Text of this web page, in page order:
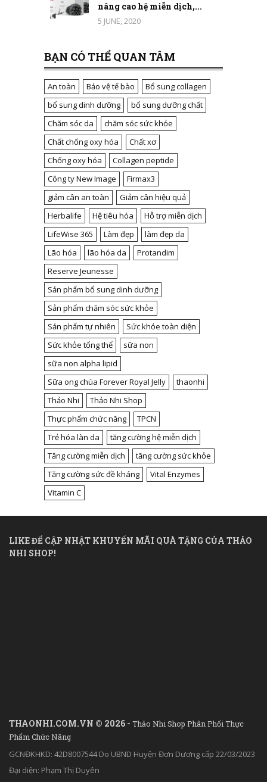
nâng cao hệ miễn dịch,...
5 JUNE, 2020
BẠN CÓ THỂ QUAN TÂM
An toàn Bảo vệ tế bào
Bổ sung collagen
bổ sung dinh dưỡng
bổ sung dưỡng chất
Chăm sóc da
chăm sóc sức khỏe
Chất chống oxy hóa
Chất xơ
Chống oxy hóa
Collagen peptide
Công ty New Image
Firmax3
giảm cân an toàn
Giảm cân hiệu quả
Herbalife
Hệ tiêu hóa
Hỗ trợ miễn dịch
LifeWise 365
Làm đẹp
làm đẹp da
Lão hóa
lão hóa da
Protandim
Reserve Jeunesse
Sản phẩm bổ sung dinh dưỡng
Sản phẩm chăm sóc sức khỏe
Sản phẩm tự nhiên
Sức khỏe toàn diện
Sức khỏe tổng thể
sữa non
sữa non alpha lipid
Sữa ong chúa Forever Royal Jelly
thaonhi
Thảo Nhi
Thảo Nhi Shop
Thực phẩm chức năng
TPCN
Trẻ hóa làn da
tăng cường hệ miễn dịch
Tăng cường miễn dịch
tăng cường sức khỏe
Tăng cường sức đề kháng
Vital Enzymes
Vitamin C
LIKE ĐỂ CẬP NHẬT KHUYẾN MÃI QUÀ TẶNG CỦA THẢO
NHI SHOP!
THAONHI.COM.VN © 2026 - Thảo Nhi Shop Phân Phối Thực
Phẩm Chức Năng
GCNĐKHKD: 42D8007544 Do UBND Huyện Đơn Dương cấp 22/03/2023
Đại diện: Phạm Thị Duyên